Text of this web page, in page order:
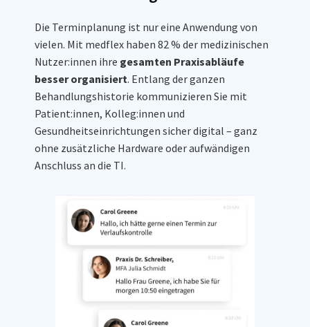
Die Terminplanung ist nur eine Anwendung von
vielen. Mit medflex haben 82 % der medizinischen
Nutzer:innen ihre gesamten Praxisabläufe
besser organisiert. Entlang der ganzen
Behandlungshistorie kommunizieren Sie mit
Patient:innen, Kolleg:innen und
Gesundheitseinrichtungen sicher digital – ganz
ohne zusätzliche Hardware oder aufwändigen
Anschluss an die TI.